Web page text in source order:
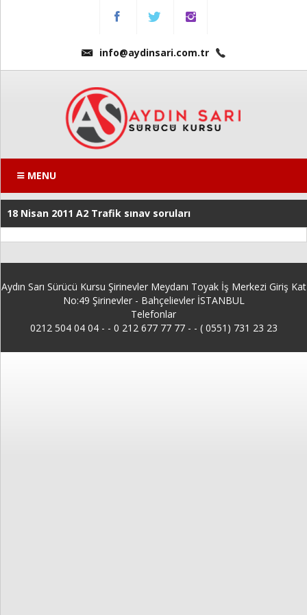
info@aydinsari.com.tr
MENU
18 Nisan 2011 A2 Trafik sınav soruları
Aydın Sarı Sürücü Kursu Şirinevler Meydanı Toyak İş Merkezi Giriş Kat
No:49 Şirinevler - Bahçelievler İSTANBUL
Telefonlar
0212 504 04 04 - - 0 212 677 77 77 - - ( 0551) 731 23 23
Fiyatlarımız
Kursumuzdan
Ders
Videoları
Soruları
Online
İletişim